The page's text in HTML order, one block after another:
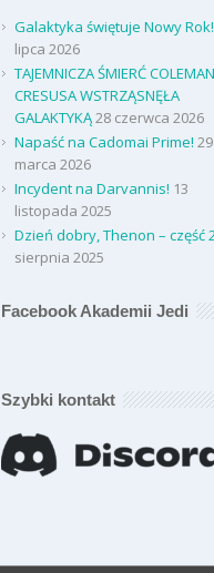
Galaktyka świętuje Nowy Rok!
lipca 2026
TAJEMNICZA ŚMIERĆ
CRESUSA WSTRZĄSNĘŁA
GALAKTYKĄ28 czerwca 2026
Napaść na Cadomai Prime! 29
marca 2026
Incydent na Darvannis! 13
listopada 2025
Dzień dobry, Thenon – część
sierpnia 2025
Facebook Akademii Jedi
Szybki kontakt